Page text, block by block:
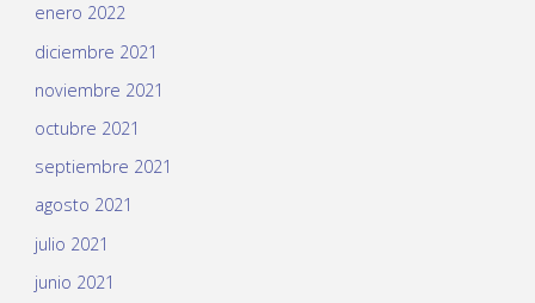
enero 2022
diciembre 2021
noviembre 2021
octubre 2021
septiembre 2021
agosto 2021
julio 2021
junio 2021